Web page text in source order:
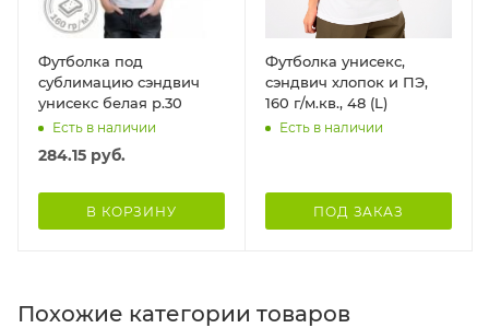
Футболка под
сублимацию сэндвич
унисекс белая р.30
Есть в наличии
284.15 руб.
В КОРЗИНУ
Футболка унисекс,
сэндвич хлопок и ПЭ,
160 г/м.кв., 48 (L)
Есть в наличии
ПОД ЗАКАЗ
Похожие категории товаров